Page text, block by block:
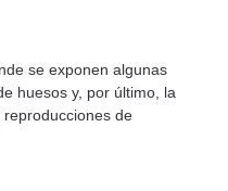
se exponen algunas
huesos y, por último, la
de